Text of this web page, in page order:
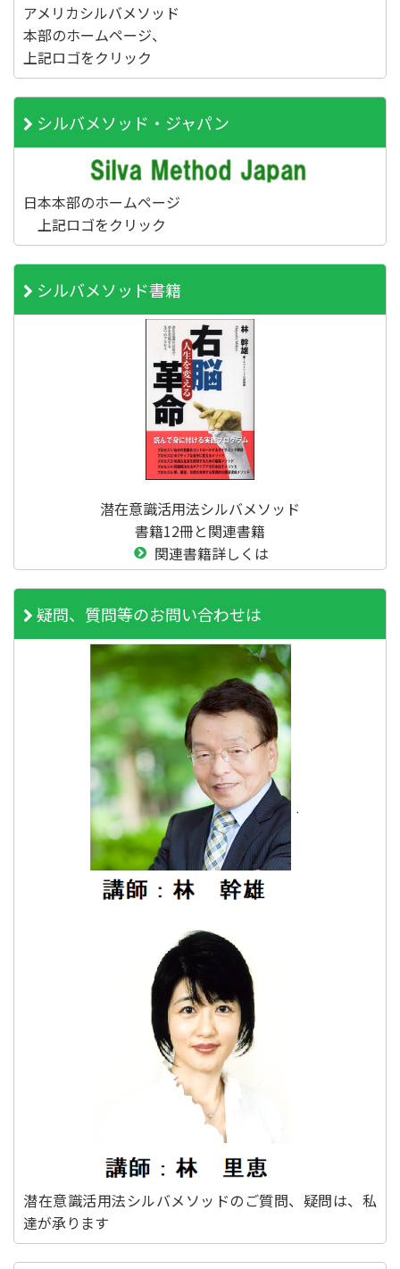
アメリカシルバメソッド
本部のホームページ、
上記ロゴをクリック
シルバメソッド・ジャパン
日本本部のホームページ
上記ロゴをクリック
シルバメソッド書籍
潜在意識活用法シルバメソッド
書籍12冊と関連書籍
関連書籍詳しくは
疑問、質問等のお問い合わせは
潜在意識活用法シルバメソッドのご質問、疑問は、私
達が承ります